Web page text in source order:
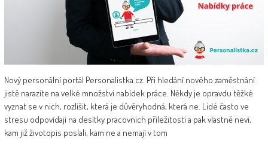
Nový personální portál Personalistka.cz. Při hledání nového zaměstnání
jistě narazíte na velké množství nabídek práce. Někdy je opravdu těžké
vyznat se v nich, rozlišit, která je důvěryhodná, která ne. Lidé často ve
stresu odpovídají na desítky pracovních příležitostí a pak vlastně neví,
kam již životopis poslali, kam ne a nemají v tom